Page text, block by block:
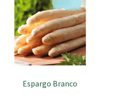
Espargo Branco